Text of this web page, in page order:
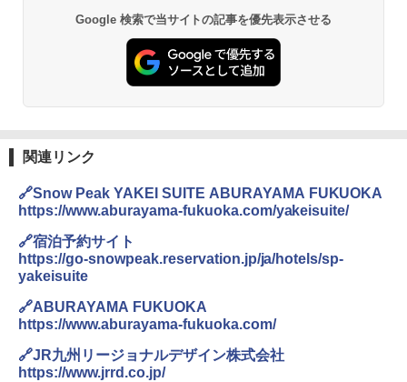
Google 検索で当サイトの記事を優先表示させる
関連リンク
🔗Snow Peak YAKEI SUITE ABURAYAMA FUKUOKA
https://www.aburayama-fukuoka.com/yakeisuite/
🔗宿泊予約サイト
https://go-snowpeak.reservation.jp/ja/hotels/sp-
yakeisuite
🔗ABURAYAMA FUKUOKA
https://www.aburayama-fukuoka.com/
🔗JR九州リージョナルデザイン株式会社
https://www.jrrd.co.jp/